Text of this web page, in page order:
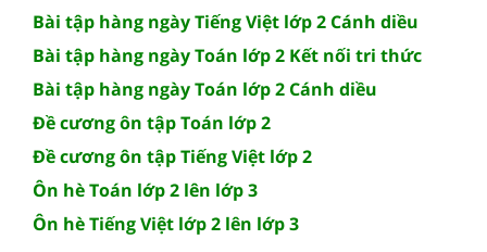
Bài tập hàng ngày Tiếng Việt lớp 2 Cánh diều
Bài tập hàng ngày Toán lớp 2 Kết nối tri thức
Bài tập hàng ngày Toán lớp 2 Cánh diều
Đề cương ôn tập Toán lớp 2
Đề cương ôn tập Tiếng Việt lớp 2
Ôn hè Toán lớp 2 lên lớp 3
Ôn hè Tiếng Việt lớp 2 lên lớp 3